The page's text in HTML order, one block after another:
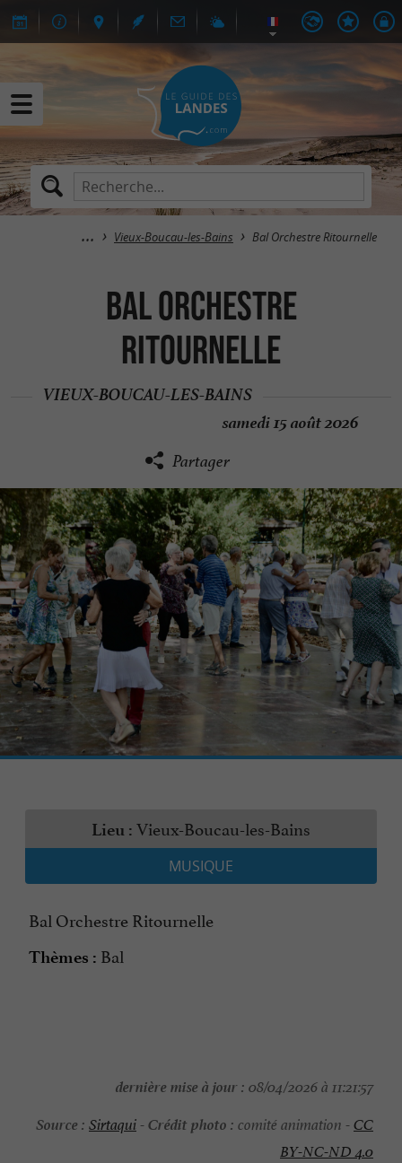
Vieux-Boucau-les-Bains Bal Orchestre Ritournelle
Bal Orchestre
Ritournelle
VIEUX-BOUCAU-LES-BAINS
samedi 15 août 2026
Partager
Lieu : Vieux-Boucau-les-Bains
MUSIQUE
Bal Orchestre Ritournelle
Thèmes : Bal
dernière mise à jour : 08/04/2026 à 11:21:57
Source : Sirtaqui-Crédit photo : comité animation -CC
BY-NC-ND 4.0